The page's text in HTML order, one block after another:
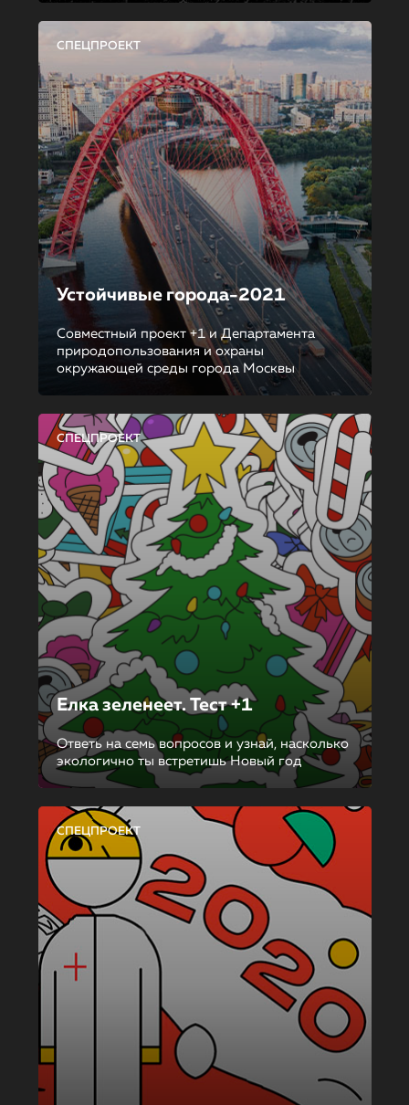
СПЕЦПРОЕКТ
Устойчивые города-2021
Совместный проект +1 и Департамента
природопользования и охраны
окружающей среды города Москвы
СПЕЦПРОЕКТ
Елка зеленеет. Тест +1
Ответь на семь вопросов и узнай, насколько
экологично ты встретишь Новый год
СПЕЦПРОЕКТ